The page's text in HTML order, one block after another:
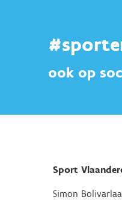
ook op
Sport
Simon